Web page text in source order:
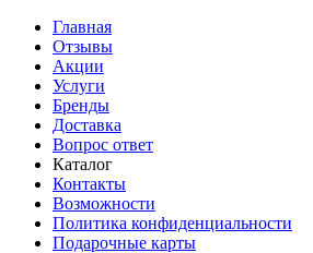
Главная
Отзывы
Акции
Услуги
Бренды
Доставка
Вопрос ответ
Каталог
Контакты
Возможности
Политика конфиденциальности
Подарочные карты